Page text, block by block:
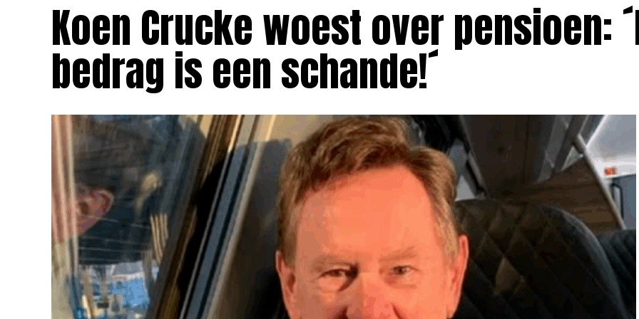
Koen Crucke woest over pensioen:
bedrag is een schande!´